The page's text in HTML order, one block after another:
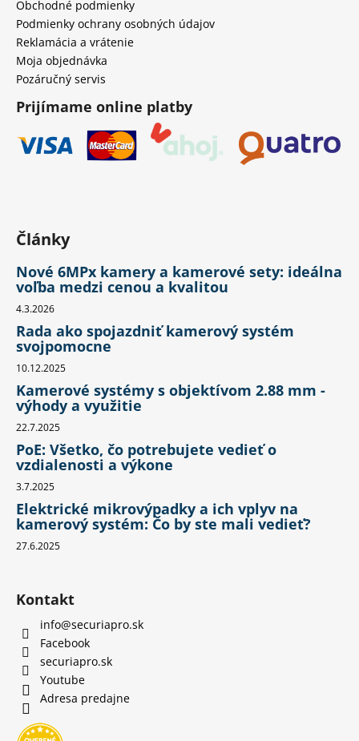
Obchodné podmienky
Podmienky ochrany osobných údajov
Reklamácia a vrátenie
Moja objednávka
Pozáručný servis
Prijímame online platby
Články
Nové 6MPx kamery a kamerové sety: ideálna
voľba medzi cenou a kvalitou
4.3.2026
Rada ako spojazdniť kamerový systém
svojpomocne
10.12.2025
Kamerové systémy s objektívom 2.88 mm -
výhody a využitie
22.7.2025
PoE: Všetko, čo potrebujete vedieť o
vzdialenosti a výkone
3.7.2025
Elektrické mikrovýpadky a ich vplyv na
kamerový systém: Čo by ste mali vedieť?
27.6.2025
Kontakt
info@securiapro.sk
Facebook
securiapro.sk
Youtube
Adresa predajne